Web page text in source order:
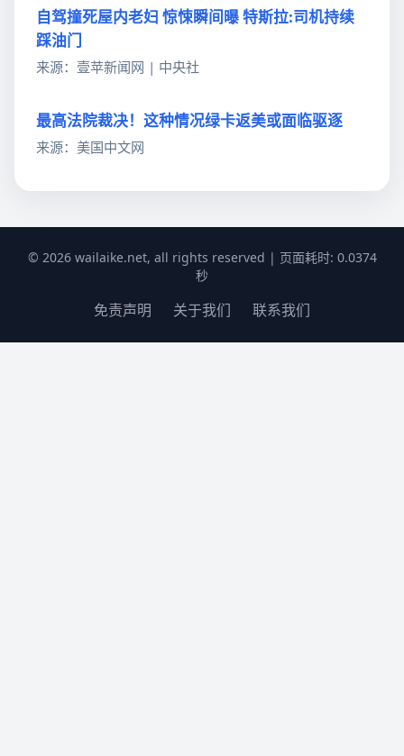
自驾撞死屋内老妇 惊悚瞬间曝 特斯拉:司机持续
踩油门
来源：壹苹新闻网 | 中央社
最高法院裁决！这种情况绿卡返美或面临驱逐
来源：美国中文网
© 2026 wailaike.net, all rights reserved | 页面耗时: 0.0374
秒
免责声明 关于我们 联系我们